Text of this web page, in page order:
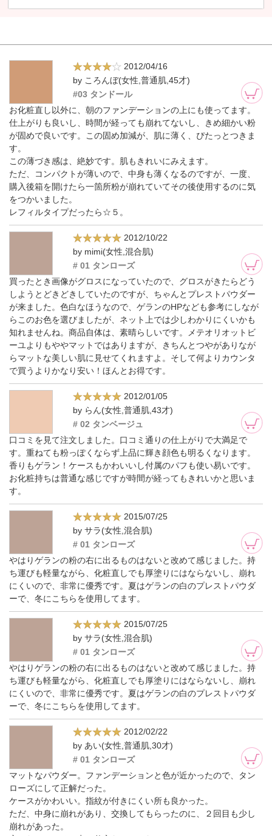
2012/04/16
by ころんぼ(女性,普通肌,45才)
#03 タンドール
お化粧直し以外に、朝のファンデーションの上にも使ってます。
仕上がりも良いし、時間が経っても崩れてないし、きめ細かい粉
が固めで良いです。この固め加減が、肌に薄く、ぴたっとつきま
す。
この薄づき感は、絶妙です。肌もきれいにみえます。
ただ、コンパクトが薄いので、中身も薄くなるのですが、一度、
購入後箱を開けたら一箇所粉が崩れていてその後使用するのに気
をつかいました。
レフィルタイプだったら☆５。
2012/10/22
by mimi(女性,混合肌)
# 01 タンローズ
買ったとき画像がグロスになっていたので、グロスがきたらどう
しようとどきどきしていたのですが、ちゃんとプレストパウダー
が来ました。色白なほうなので、ゲランのHPなども参考にしなが
らこのお色を選びましたが、ネット上では少しわかりにくいかも
知れませんね。商品自体は、素晴らしいです。メテオリオットビ
ーユよりもややマットではありますが、きちんとつやがありなが
らマットな美しい肌に見せてくれますよ。そして何よりカウンタ
で買うよりかなり安い！ほんとお得です。
2012/01/05
by らん(女性,普通肌,43才)
# 02 タンベージュ
口コミを見て注文しました。口コミ通りの仕上がりで大満足で
す。重ねても粉っぽくならず上品に輝き顔色も明るくなります。
香りもゲラン！ケースもかわいいし付属のパフも使い易いです。
お化粧持ちは普通な感じですが時間が経ってもきれいかと思いま
す。
2015/07/25
by サラ(女性,混合肌)
# 01 タンローズ
やはりゲランの粉の右に出るものはないと改めて感じました。持
ち運びも軽量ながら、化粧直しでも厚塗りにはならないし、崩れ
にくいので、非常に優秀です。夏はゲランの白のプレストパウダ
ーで、冬にこちらを使用してます。
2015/07/25
by サラ(女性,混合肌)
# 01 タンローズ
やはりゲランの粉の右に出るものはないと改めて感じました。持
ち運びも軽量ながら、化粧直しでも厚塗りにはならないし、崩れ
にくいので、非常に優秀です。夏はゲランの白のプレストパウダ
ーで、冬にこちらを使用してます。
2012/02/22
by あい(女性,普通肌,30才)
# 01 タンローズ
マットなパウダー。ファンデーションと色が近かったので、タン
ローズにして正解だった。
ケースがかわいい。指紋が付きにくい所も良かった。
ただ、中身に崩れがあり、交換してもらったのに、２回目も少し
崩れがあった。